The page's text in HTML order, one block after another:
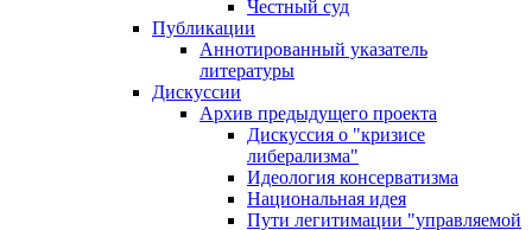
Честный суд
Публикации
Аннотированный указатель
литературы
Дискуссии
Архив предыдущего проекта
Дискуссия о "кризисе
либерализма"
Идеология консерватизма
Национальная идея
Пути легитимации "управляемой